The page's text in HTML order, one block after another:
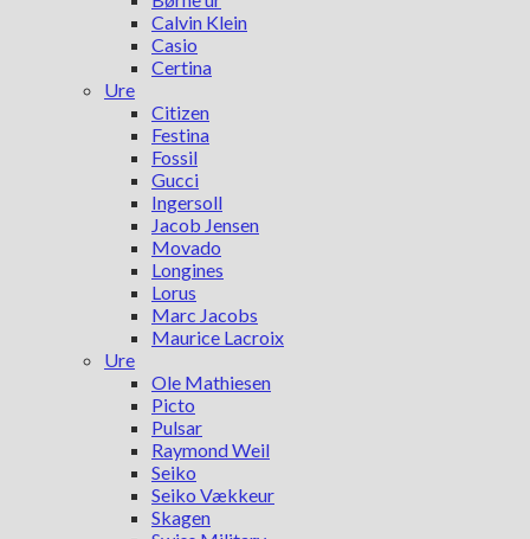
Calvin Klein
Casio
Certina
Ure
Citizen
Festina
Fossil
Gucci
Ingersoll
Jacob Jensen
Movado
Longines
Lorus
Marc Jacobs
Maurice Lacroix
Ure
Ole Mathiesen
Picto
Pulsar
Raymond Weil
Seiko
Seiko Vækkeur
Skagen